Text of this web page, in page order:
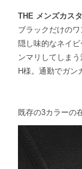
THE メンズカス
ブラックだけの
隠し味的なネイ
ンマリしてしま
H様。通勤でガン
既存の3カラーの